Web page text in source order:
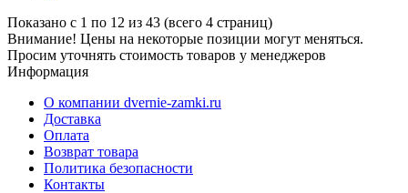
Показано с 1 по 12 из 43 (всего 4 страниц)
Внимание! Цены на некоторые позиции могут меняться.
Просим уточнять стоимость товаров у менеджеров
Информация
О компании dvernie-zamki.ru
Доставка
Оплата
Возврат товара
Политика безопасности
Контакты